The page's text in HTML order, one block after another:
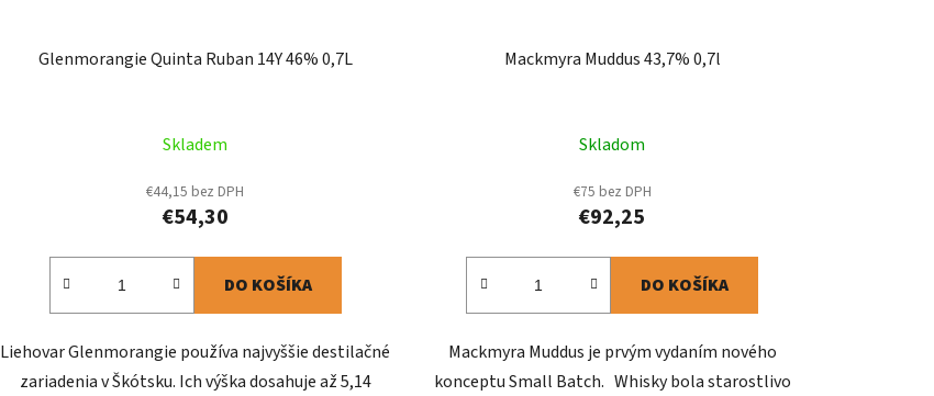
Glenmorangie Quinta Ruban 14Y 46% 0,7L
Skladem
€44,15 bez DPH
€54,30
DO KOŠÍKA
Liehovar Glenmorangie používa najvyššie destilačné
zariadenia v Škótsku. Ich výška dosahuje až 5,14
Mackmyra Muddus 43,7% 0,7l
Skladom
€75 bez DPH
€92,25
DO KOŠÍKA
Mackmyra Muddus je prvým vydaním nového
konceptu Small Batch. Whisky bola starostlivo